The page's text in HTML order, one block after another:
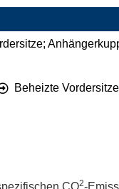
Beheizte Vordersitze
CO2-